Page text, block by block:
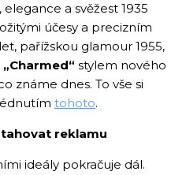
a svěžest 1935
účesy a precizním
pařížskou glamour 1955,
„Charmed“ stylem nového
známe dnes. To vše si
tohoto.
reklamu
ideály pokračuje dál.